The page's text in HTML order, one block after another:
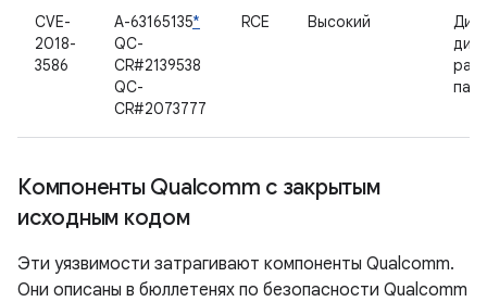
CVE-
2018-
3586
A-63165135*
QC-
CR#2139538
QC-
CR#2073777
RCE Высокий
Компоненты Qualcomm с закрытым
исходным кодом
Эти уязвимости затрагивают компоненты Qualcomm.
Они описаны в бюллетенях по безопасности Qualcomm